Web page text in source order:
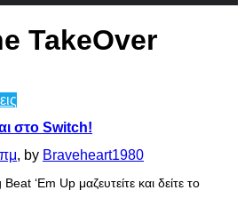
TakeOver
στο Switch!
, by Braveheart1980
‘Em Up μαζευτείτε και δείτε το